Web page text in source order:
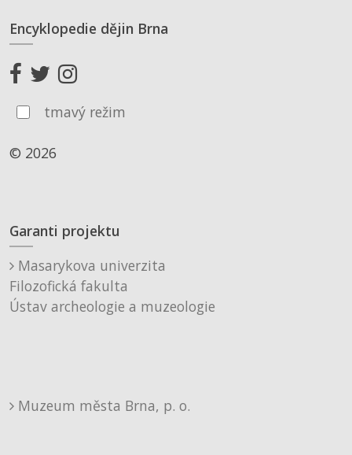
Encyklopedie dějin Brna
tmavý režim
© 2026
Garanti projektu
Masarykova univerzita
Filozofická fakulta
Ústav archeologie a muzeologie
Muzeum města Brna, p. o.